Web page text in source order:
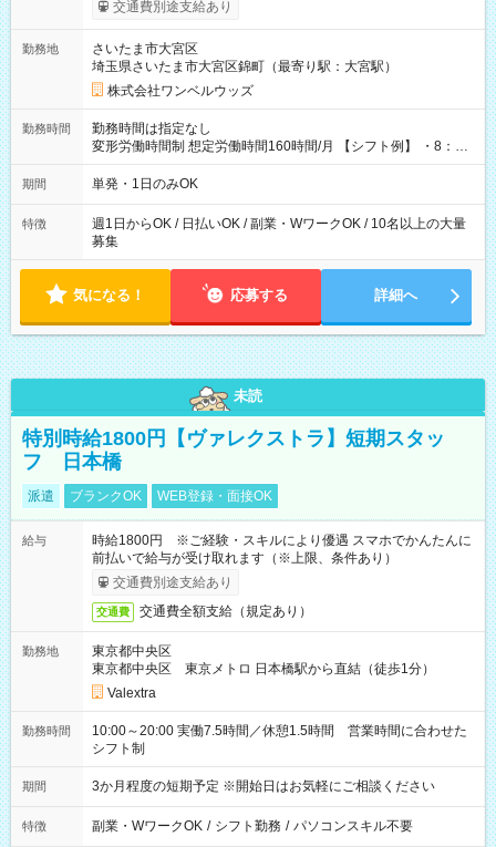
ンビニATMから 日払い分を引き落とせます！ 【試用期間】試
交通費別途支給あり
勤務地
さいたま市大宮区
埼玉県さいたま市大宮区錦町（最寄り駅：大宮駅）
株式会社ワンベルウッズ
勤務時間
勤務時間は指定なし
変形労働時間制 想定労働時間160時間/月 【シフト例】 ・8：00
～21：00
期間 単発・1日のみOK
特徴
週1日からOK / 日払いOK / 副業・WワークOK / 10名以上の大量
募集
気になる！ 応募する 詳細へ
未読
特別時給1800円【ヴァレクストラ】短期スタッ
フ 日本橋
派遣 ブランクOK WEB登録・面接OK
給与
時給1800円 ※ご経験・スキルにより優遇 スマホでかんたんに
前払いで給与が受け取れます（※上限、条件あり）
交通費別途支給あり
交通費 交通費全額支給（規定あり）
勤務地
東京都中央区
東京都中央区 東京メトロ 日本橋駅から直結（徒歩1分）
Valextra
勤務時間
10:00～20:00 実働7.5時間／休憩1.5時間 営業時間に合わせた
シフト制
期間 3か月程度の短期予定 ※開始日はお気軽にご相談ください
特徴 副業・WワークOK / シフト勤務 / パソコンスキル不要